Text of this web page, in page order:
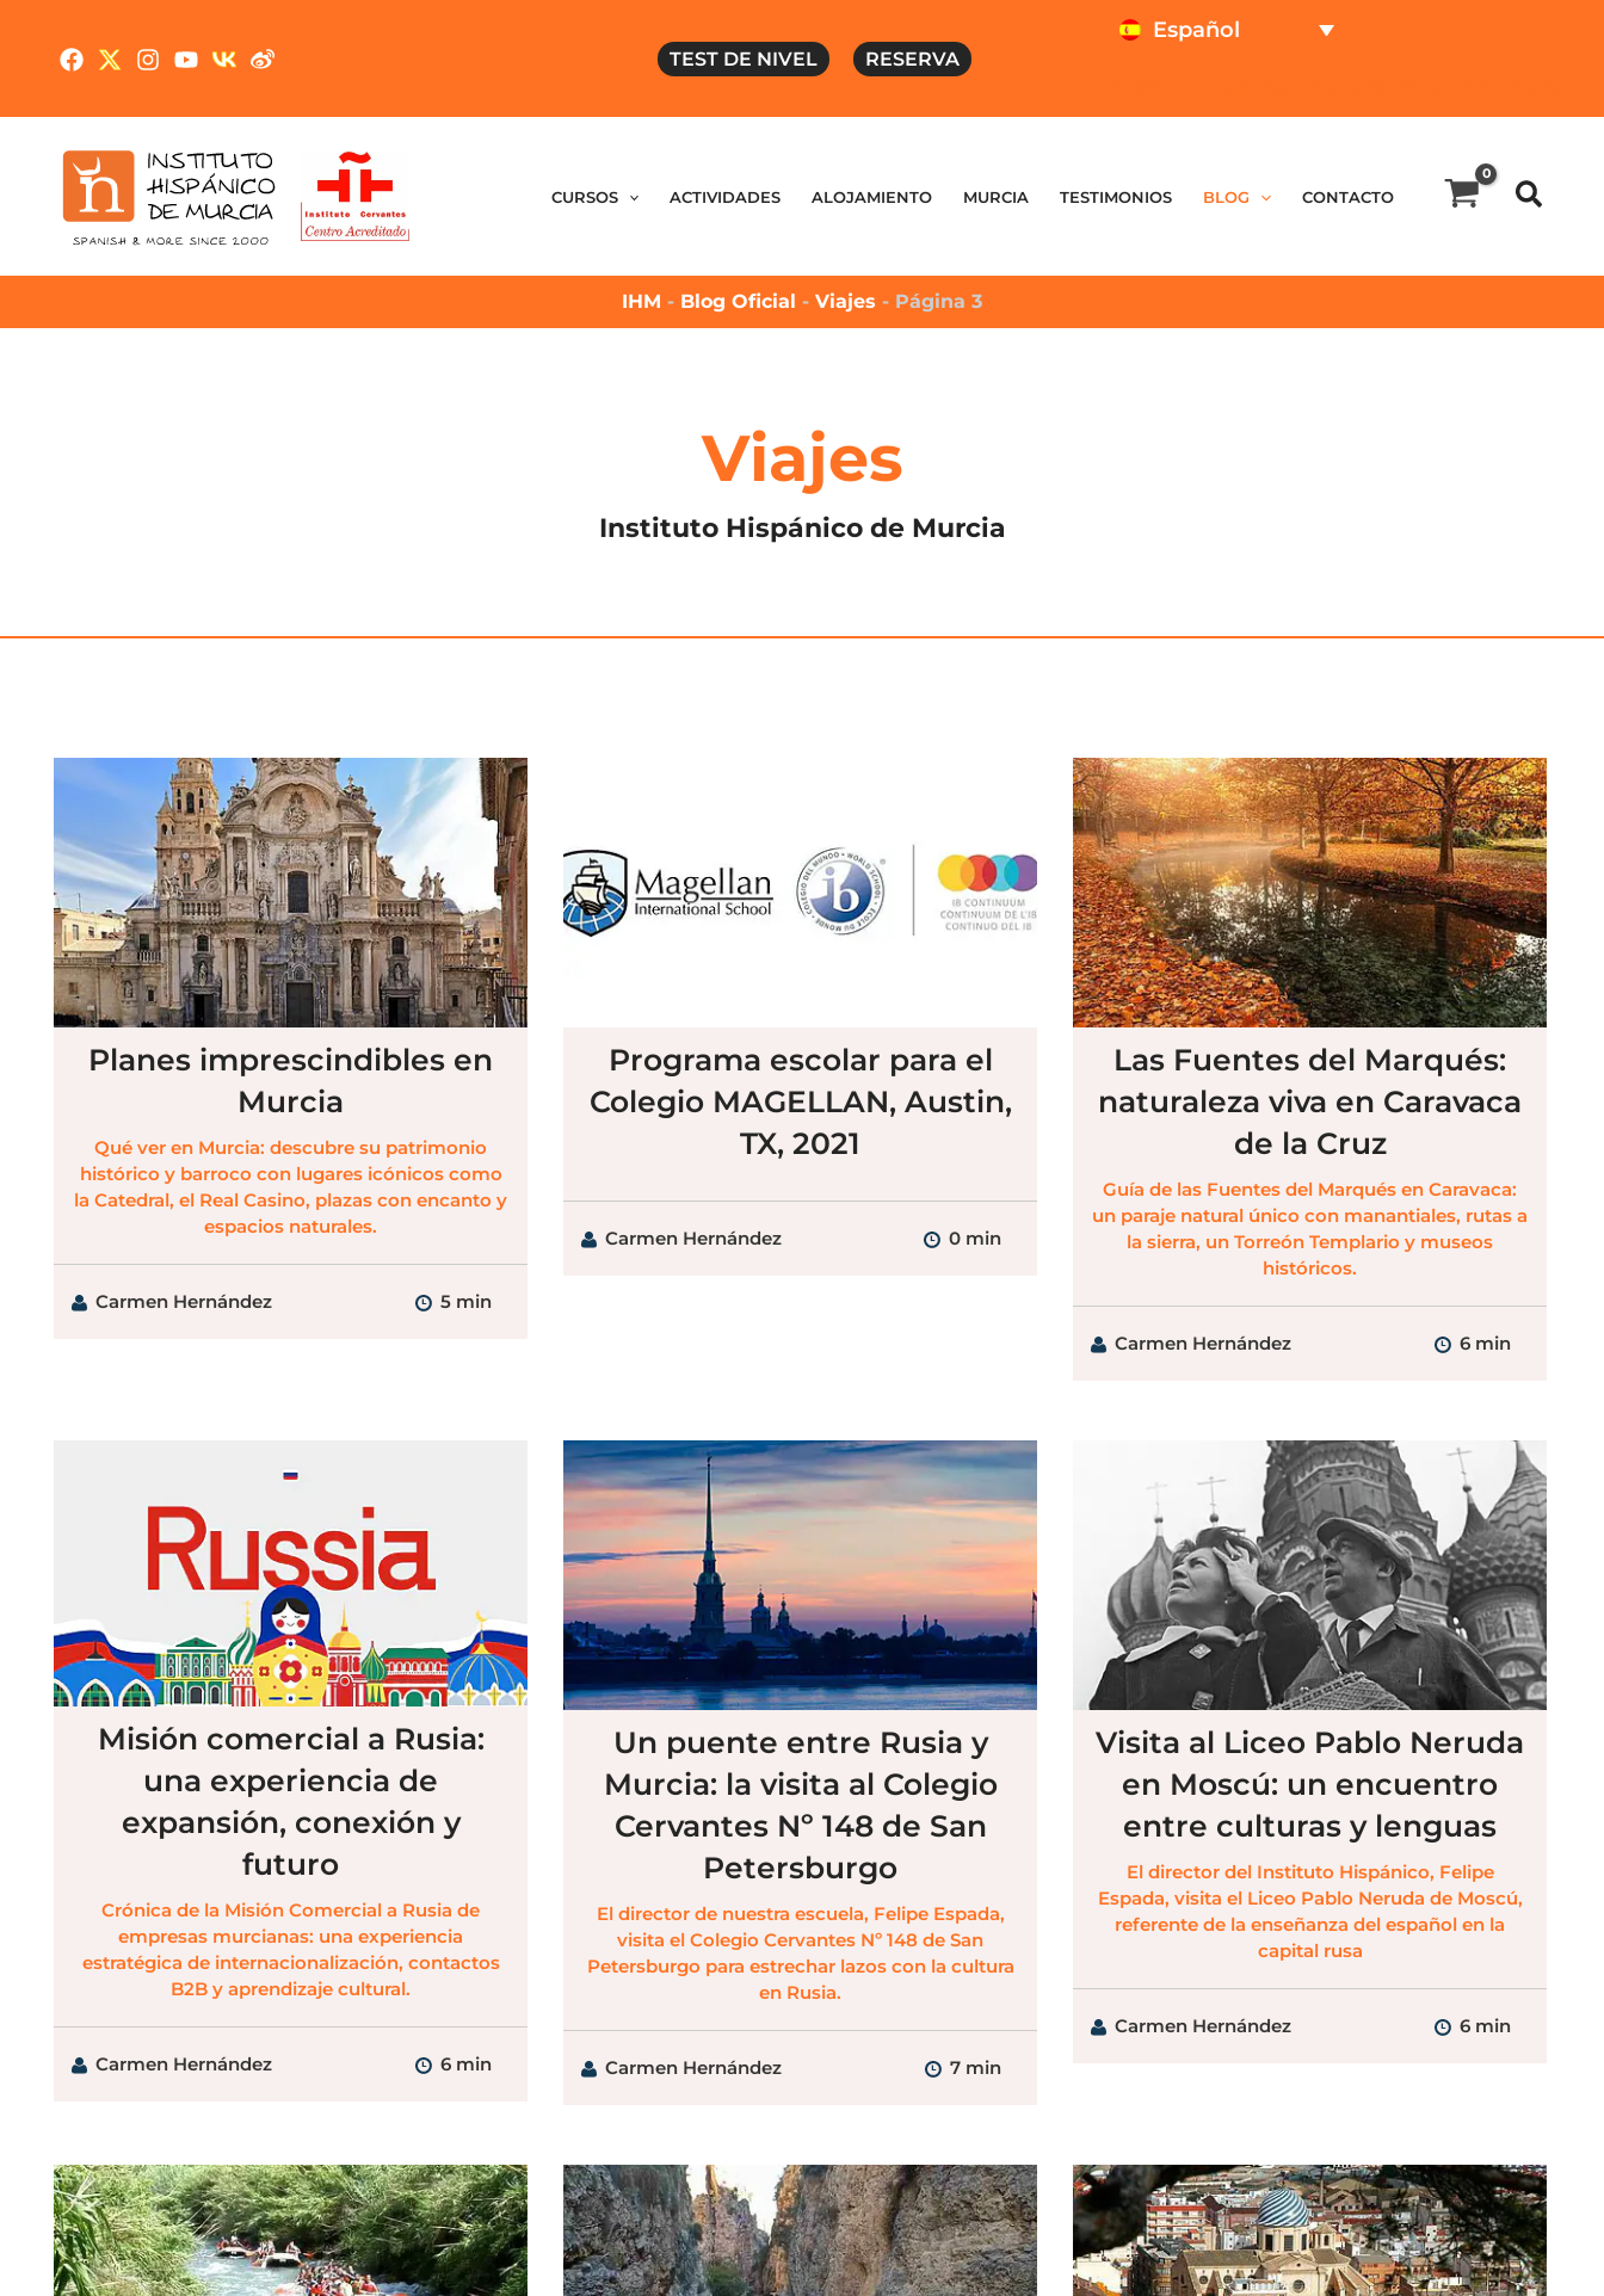
TEST DE NIVEL RESERVA
Español
CURSOS ACTIVIDADES ALOJAMIENTO MURCIA TESTIMONIOS BLOG CONTACTO
IHM - Blog Oficial - Viajes - Página 3
Viajes
Instituto Hispánico de Murcia
Planes imprescindibles en
Murcia
Qué ver en Murcia: descubre su patrimonio
histórico y barroco con lugares icónicos como
la Catedral, el Real Casino, plazas con encanto y
espacios naturales.
Carmen Hernández 5 min
Programa escolar para el
Colegio MAGELLAN, Austin,
TX, 2021
Carmen Hernández 0 min
Las Fuentes del Marqués:
naturaleza viva en Caravaca
de la Cruz
Guía de las Fuentes del Marqués en Caravaca:
un paraje natural único con manantiales, rutas a
la sierra, un Torreón Templario y museos
históricos.
Carmen Hernández 6 min
Misión comercial a Rusia:
una experiencia de
expansión, conexión y
futuro
Crónica de la Misión Comercial a Rusia de
empresas murcianas: una experiencia
estratégica de internacionalización, contactos
B2B y aprendizaje cultural.
Carmen Hernández 6 min
Un puente entre Rusia y
Murcia: la visita al Colegio
Cervantes Nº 148 de San
Petersburgo
El director de nuestra escuela, Felipe Espada,
visita el Colegio Cervantes Nº 148 de San
Petersburgo para estrechar lazos con la cultura
en Rusia.
Carmen Hernández 7 min
Visita al Liceo Pablo Neruda
en Moscú: un encuentro
entre culturas y lenguas
El director del Instituto Hispánico, Felipe
Espada, visita el Liceo Pablo Neruda de Moscú,
referente de la enseñanza del español en la
capital rusa
Carmen Hernández 6 min